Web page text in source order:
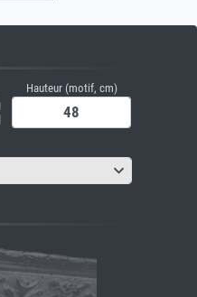
Hauteur (motif, cm)